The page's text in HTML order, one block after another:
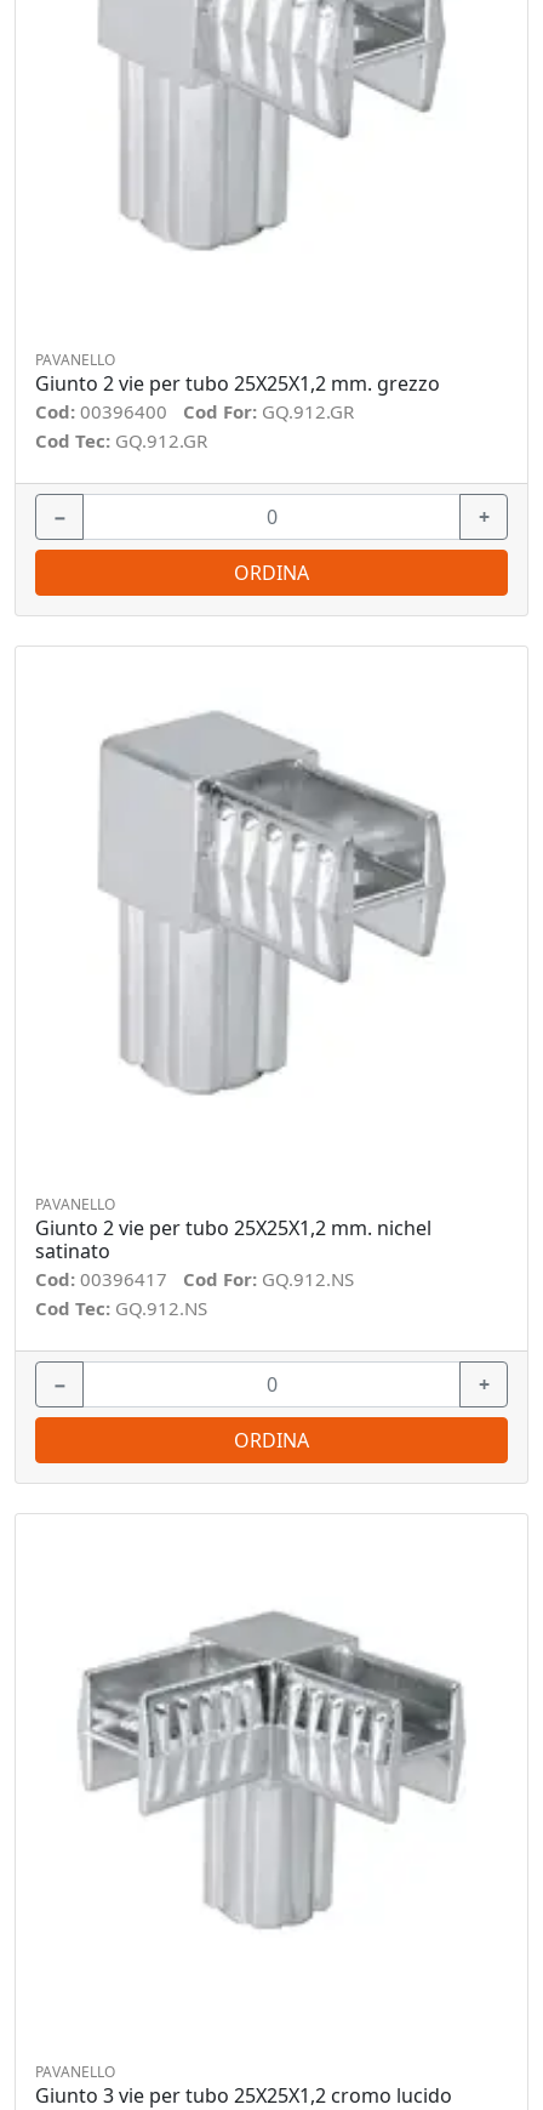
PAVANELLO
Giunto 2 vie per tubo 25X25X1,2 mm. grezzo
Cod: 00396400 Cod For: GQ.912.GR
Cod Tec: GQ.912.GR
− +
ORDINA
PAVANELLO
Giunto 2 vie per tubo 25X25X1,2 mm. nichel
satinato
Cod: 00396417 Cod For: GQ.912.NS
Cod Tec: GQ.912.NS
− +
ORDINA
PAVANELLO
Giunto 3 vie per tubo 25X25X1,2 cromo lucido